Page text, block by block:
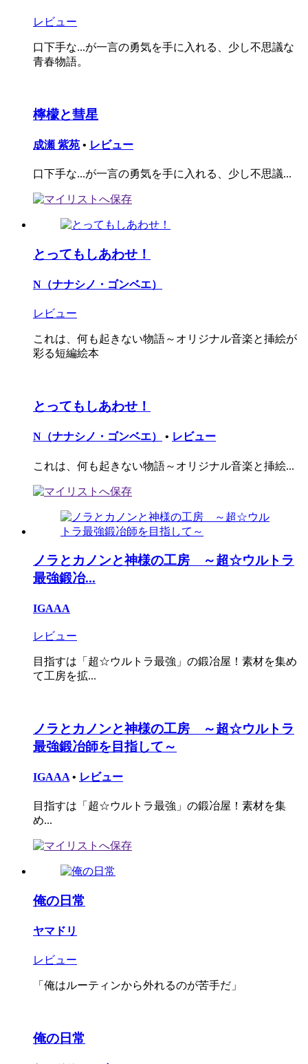
レビュー
口下手な...が一言の勇気を手に入れる、少し不思議な
青春物語。
檸檬と彗星
成瀬 紫苑 • レビュー
口下手な...が一言の勇気を手に入れる、少し不思議...
とってもしあわせ！
N（ナナシノ・ゴンベエ）
レビュー
これは、何も起きない物語～オリジナル音楽と挿絵が
彩る短編絵本
とってもしあわせ！
N（ナナシノ・ゴンベエ） • レビュー
これは、何も起きない物語～オリジナル音楽と挿絵...
ノラとカノンと神様の工房 ～超☆ウルトラ
最強鍛冶...
IGAAA
レビュー
目指すは「超☆ウルトラ最強」の鍛冶屋！素材を集め
て工房を拡...
ノラとカノンと神様の工房 ～超☆ウルトラ
最強鍛冶師を目指して～
IGAAA • レビュー
目指すは「超☆ウルトラ最強」の鍛冶屋！素材を集
め...
俺の日常
ヤマドリ
レビュー
「俺はルーティンから外れるのが苦手だ」
俺の日常